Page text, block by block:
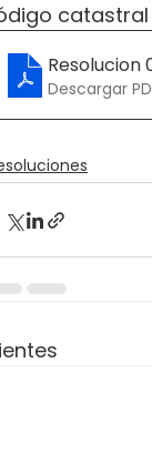
catastral
Resolucion
Descargar